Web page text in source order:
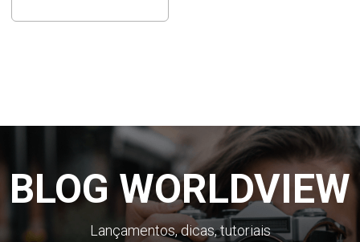
BLOG WORLDVIEW
Lançamentos, dicas, tutoriais